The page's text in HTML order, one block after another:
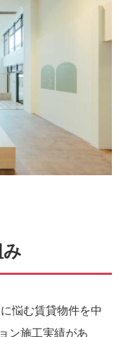
悩む賃貸物件を中
ン施工実績があ